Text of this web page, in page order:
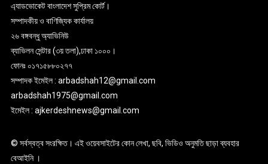
এ্যাডভোকেট বাংলাদেশ সুপ্রিম কোর্ট।
সম্পাদকীয় ও বাণিজ্যিক কার্যালয়
২৬ বঙ্গবন্ধু অ্যাভিনিউ
ব্যাভিলন সেন্টার (৩য় তলা),ঢাকা ১০০০।
ফোনঃ ০১৭১৫৮৮০২৭৭
সম্পাদক ইমেইল : arbadshah12@gmail.com
arbadshah1975@gmail.com
ইমেইল : ajkerdeshnews@gmail.com
© সর্বস্বত্ব সংরক্ষিত। এই ওয়েবসাইটের কোন লেখা, ছবি, ভিডিও অনুমতি ছাড়া ব্যবহার
বেআইনি ।